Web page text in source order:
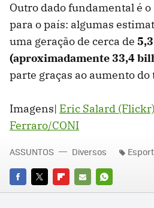
Outro dado fundamental é
para o país: algumas
uma geração de cerca de
(aproximadamente33,4
parte graças ao aumento
Imagens| Eric Salard (Flickr)
Ferraro/CONI
FACEBOOK
TWITTERFLIPBOARD
E-
WHATSAPP
ASSUNTOS Diversos